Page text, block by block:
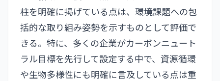
柱を明確に掲げている点は、環境課題への包
括的な取り組み姿勢を示すものとして評価で
きる。特に、多くの企業がカーボンニュート
ラル目標を先行して設定する中で、資源循環
や生物多様性にも明確に言及している点は重